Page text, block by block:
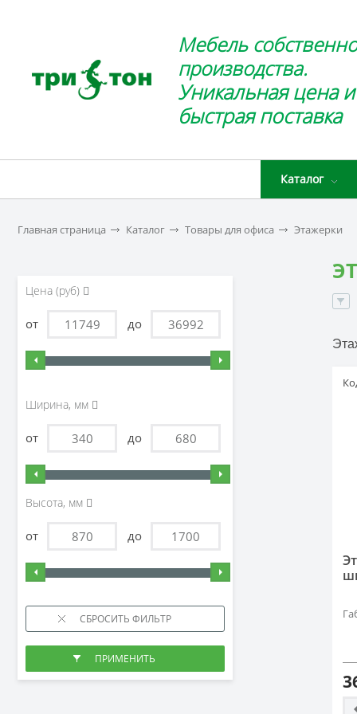
Мебель
производства.
Уникальная цена и
быстрая поставка
Каталог
Главная страница Каталог Товары для офиса Этажерки
Цена (руб)
от до
Ширина, мм
от до
Высота, мм
от до